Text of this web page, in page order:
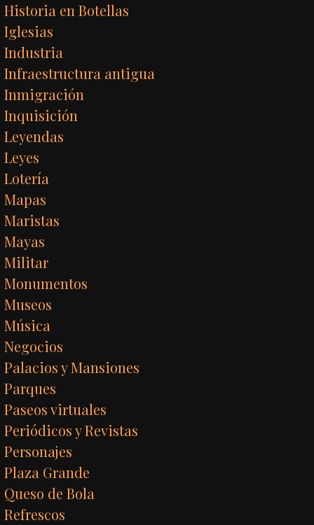
Historia en Botellas
Iglesias
Industria
Infraestructura antigua
Inmigración
Inquisición
Leyendas
Leyes
Lotería
Mapas
Maristas
Mayas
Militar
Monumentos
Museos
Música
Negocios
Palacios y Mansiones
Parques
Paseos virtuales
Periódicos y Revistas
Personajes
Plaza Grande
Queso de Bola
Refrescos